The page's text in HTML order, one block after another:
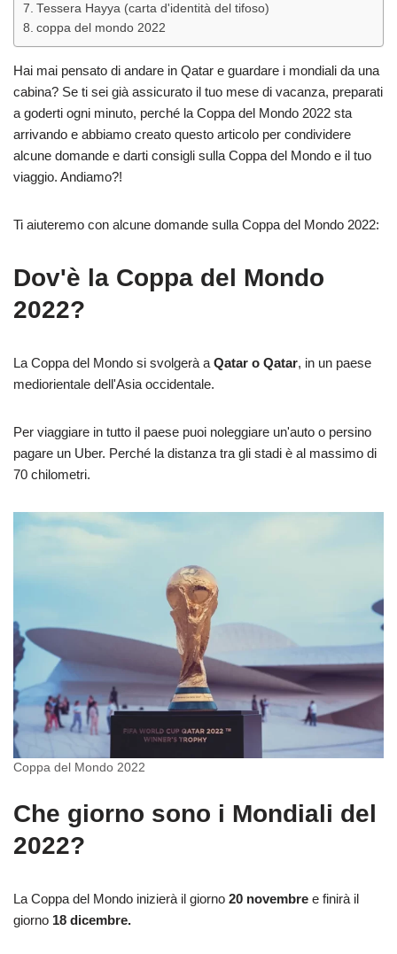
Tessera Hayya (carta d'identità del tifoso)
coppa del mondo 2022
Hai mai pensato di andare in Qatar e guardare i mondiali da una
cabina? Se ti sei già assicurato il tuo mese di vacanza, preparati
a goderti ogni minuto, perché la Coppa del Mondo 2022 sta
arrivando e abbiamo creato questo articolo per condividere
alcune domande e darti consigli sulla Coppa del Mondo e il tuo
viaggio. Andiamo?!
Ti aiuteremo con alcune domande sulla Coppa del Mondo 2022:
Dov'è la Coppa del Mondo
2022?
La Coppa del Mondo si svolgerà a Qatar o Qatar, in un paese
mediorientale dell'Asia occidentale.
Per viaggiare in tutto il paese puoi noleggiare un'auto o persino
pagare un Uber. Perché la distanza tra gli stadi è al massimo di
70 chilometri.
Coppa del Mondo 2022
Che giorno sono i Mondiali del
2022?
La Coppa del Mondo inizierà il giorno 20 novembre e finirà il
giorno 18 dicembre.